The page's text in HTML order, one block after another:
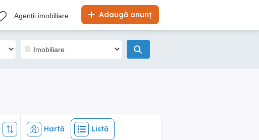
Adaugă anunț
Agenții imobiliare
Hartă Listă
Hartă Listă